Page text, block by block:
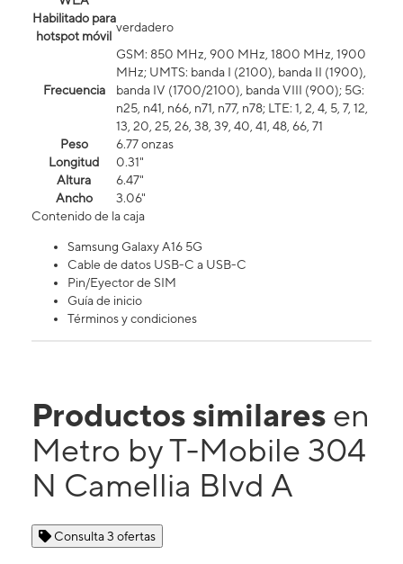
Habilitado para
hotspot móvil
verdadero
Frecuencia
GSM: 850 MHz, 900 MHz, 1800 MHz, 1900
MHz; UMTS: banda I (2100), banda II (1900),
banda IV (1700/2100), banda VIII (900); 5G:
n25, n41, n66, n71, n77, n78; LTE: 1, 2, 4, 5, 7, 12,
13, 20, 25, 26, 38, 39, 40, 41, 48, 66, 71
Peso
6.77 onzas
Longitud
0.31"
Altura
6.47"
Ancho
3.06"
Contenido de la caja
Samsung Galaxy A16 5G
Cable de datos USB-C a USB-C
Pin/Eyector de SIM
Guía de inicio
Términos y condiciones
Productos similares en
Metro by T-Mobile 304
N Camellia Blvd A
Consulta 3 ofertas